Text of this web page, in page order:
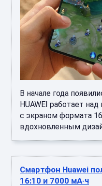
В начале года
HUAWEI работает
с экраном формата
вдохновленным
Смартфон Huawei
16:10 и 7000 мА·ч